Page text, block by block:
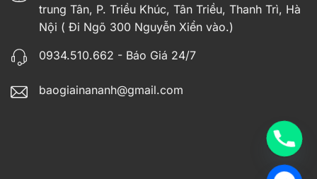
trung Tân, P. Triều Khúc, Tân Triều, Thanh Trì, Hà
Nội ( Đi Ngõ 300 Nguyễn Xiển vào.)
0934.510.662 - Báo Giá 24/7
baogiainananh@gmail.com